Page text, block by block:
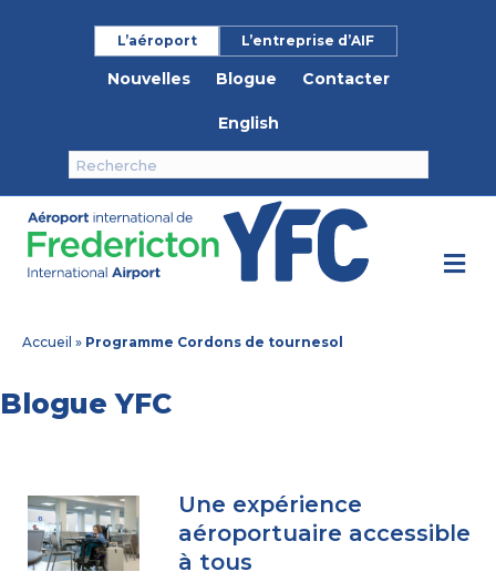
L’aéroport L’entreprise d’AIF
Nouvelles Blogue Contacter
English
Accueil » Programme Cordons de tournesol
Blogue YFC
Une expérience
aéroportuaire accessible
à tous